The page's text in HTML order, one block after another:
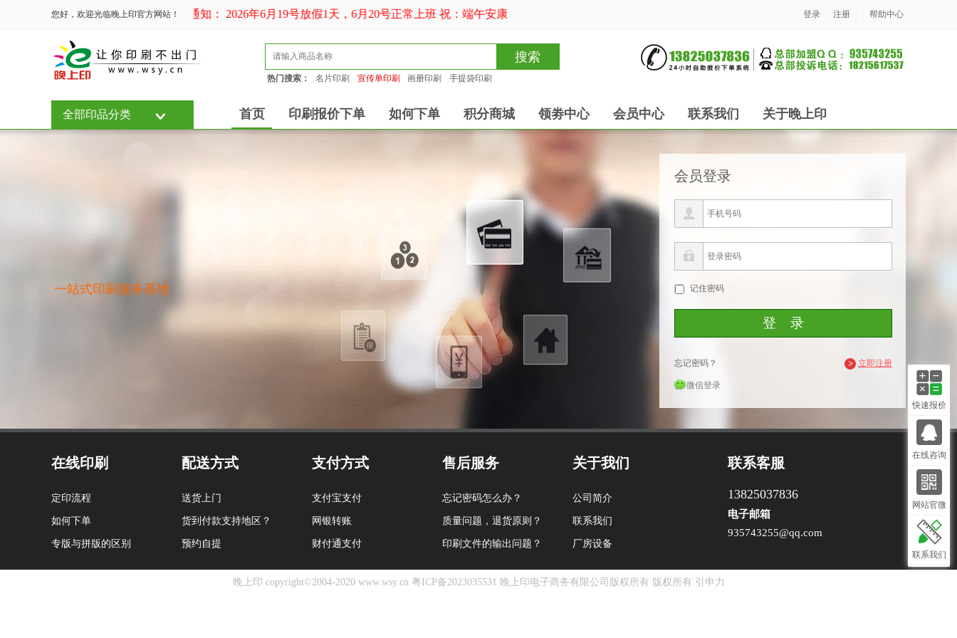
您好，欢迎光临晚上印官方网站！端午放假通知： 2026年6月19号放假1天，6月20号正常上班 祝：端午安康 登录 注册 帮助中心
搜索
热门搜索： 名片印刷 宣传单印刷 画册印刷 手提袋印刷
全部印品分类 首页 印刷报价下单 如何下单 积分商城 领劵中心 会员中心 联系我们 关于晚上印
一站式印刷服务基地
会员登录
记住密码
忘记密码？ > 立即注册
微信登录
在线印刷
定印流程
如何下单
专版与拼版的区别
配送方式
送货上门
货到付款支持地区？
预约自提
支付方式
支付宝支付
网银转账
财付通支付
售后服务
忘记密码怎么办？
质量问题，退货原则？
印刷文件的输出问题？
关于我们
公司简介
联系我们
厂房设备
联系客服
13825037836
电子邮箱
935743255@qq.com
晚上印 copyright©2004-2020 www.wsy.cn 粤ICP备2023035531 晚上印电子商务有限公司版权所有 版权所有 引申力
快速报价
在线咨询
网站官微
联系我们